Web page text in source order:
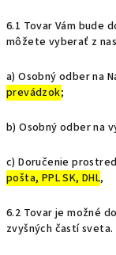
6.1 Tovar Vám bude
môžete vyberať z
a) Osobný odber na
prevádzok;
b) Osobný odber na
c) Doručenie
pošta, PPL SK, DHL,
6.2 Tovar je možné
zvyšných častí sveta.